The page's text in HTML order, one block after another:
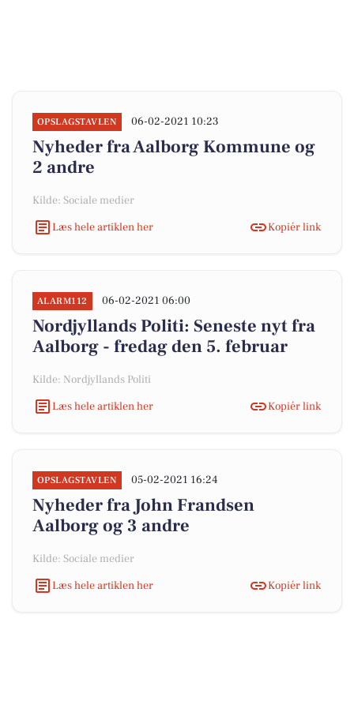
OPSLAGSTAVLEN 06-02-2021 10:23
Nyheder fra Aalborg Kommune og
2 andre
Kilde: Sociale medier
Læs hele artiklen her
Kopiér link
ALARM112 06-02-2021 06:00
Nordjyllands Politi: Seneste nyt fra
Aalborg - fredag den 5. februar
Kilde: Nordjyllands Politi
Læs hele artiklen her
Kopiér link
OPSLAGSTAVLEN 05-02-2021 16:24
Nyheder fra John Frandsen
Aalborg og 3 andre
Kilde: Sociale medier
Læs hele artiklen her
Kopiér link